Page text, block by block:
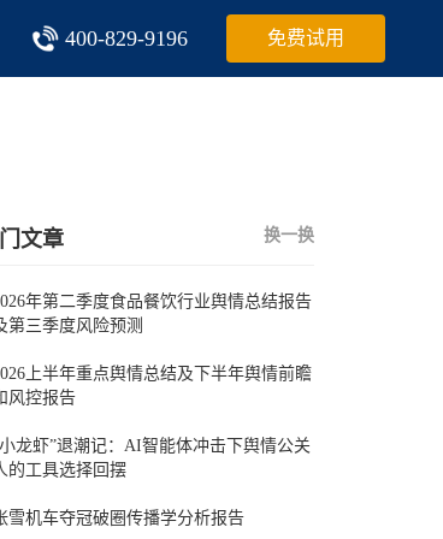
400-829-9196 免费试用
文章 换一换
年第二季度食品餐饮行业舆情总结报告
第三季度风险预测
上半年重点舆情总结及下半年舆情前瞻
风控报告
龙虾”退潮记：AI智能体冲击下舆情公关
的工具选择回摆
雪机车夺冠破圈传播学分析报告